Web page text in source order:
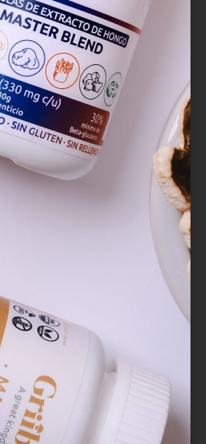
la acumulación de placas
en el cerebro interfiere
entre las neuronas, provocando
del cerebro, lo que
a la pérdida de memoria y
degeneración de las
(llamadas así debido a
para transmitir información
son fundamentales en el
y desempeñan un papel
de diversas funciones
y emocionales, como la
el placer y el control del
causa los síntomas
enfermedad, como rigidez y
demostrado ser capaz de
de factores de crecimiento
crecimiento derivado del
en la regeneración
las neuronas.
de León posee propiedades
contribuyen a la regeneración
componentes como las
ofrecen beneficios para el
incluyendo la protección
central, mejora de la función
de la inflamación, lo que puede